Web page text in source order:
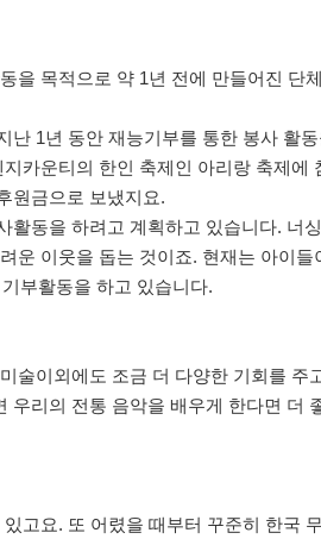
을 목적으로 약 1년 전에 만들어진 단
난 1년 동안 재능기부를 통한 봉사 활동
카운티의 한인 축제인 아리랑 축제에
원금으로 보냈지요.
활동을 하려고 계획하고 있습니다. 너
운 이웃을 돕는 것이죠. 현재는 아이들
부활동을 하고 있습니다.
술이외에도 조금 더 다양한 기회를 주
우리의 전통 음악을 배우게 한다면 더
고요. 또 어렸을 때부터 꾸준히 한국